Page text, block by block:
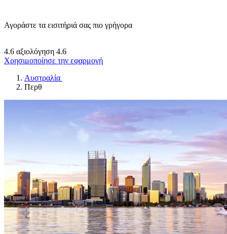
Αγοράστε τα εισιτήριά σας πιο γρήγορα
4.6 αξιολόγηση 4.6
Χρησιμοποίησε την εφαρμογή
Αυστραλία
Περθ